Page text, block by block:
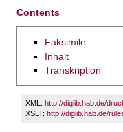
Contents
Faksimile
Inhalt
Transkription
XML: http://diglib.hab.de/
XSLT:http://diglib.hab.de/